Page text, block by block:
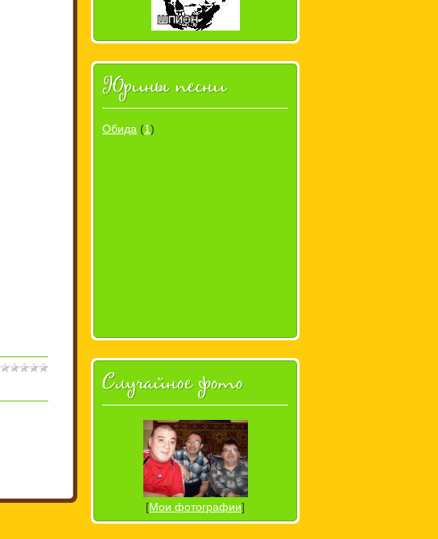
Юрины песни
Обида (1)
Случайное фото
[Мои фотографии]